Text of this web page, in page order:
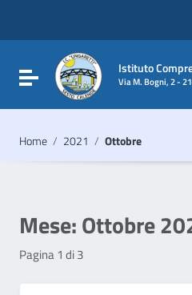
Vai al footer
Attiva / disattiva laIstituto
Via M. Bogni, 2 -
Home / 2021 / Ottobre
Mese:Ottobre
Pagina 1 di 3